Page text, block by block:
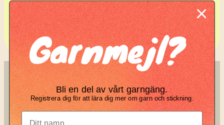
Komplett guide: Lär dig
tova din stickning
SÖK
Search
KNIT KNOT
Manifesto
Garnmejl?
Bli en del av vårt garngäng.
Registrera dig för att lära dig mer om garn och stickning.